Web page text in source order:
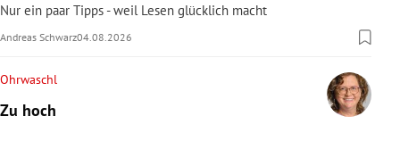
Nur ein paar Tipps - weil Lesen glücklich macht
Andreas Schwarz04.08.2026
Ohrwaschl
Zu hoch